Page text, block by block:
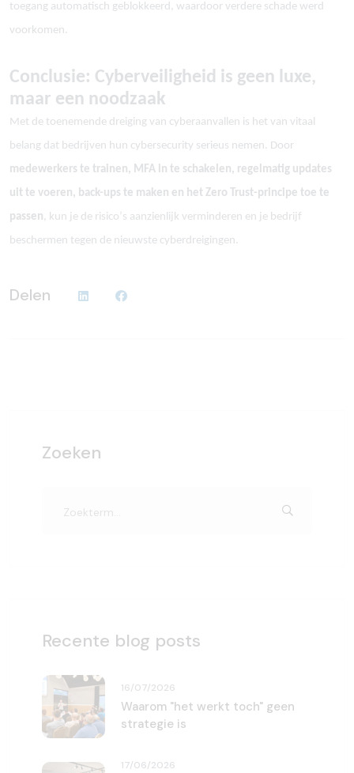
toegang automatisch geblokkeerd, waardoor verdere schade werd
voorkomen.
Conclusie: Cyberveiligheid is geen luxe,
maar een noodzaak
Met de toenemende dreiging van cyberaanvallen is het van vitaal
belang dat bedrijven hun cybersecurity serieus nemen. Door
medewerkers te trainen, MFA in te schakelen, regelmatig updates
uit te voeren, back-ups te maken en het Zero Trust-principe toe te
passen, kun je de risico’ s aanzienlijk verminderen en je bedrijf
beschermen tegen de nieuwste cyberdreigingen.
Delen
Zoeken
Recente blog posts
16/07/2026
Waarom "het werkt toch" geen
strategie is
17/06/2026